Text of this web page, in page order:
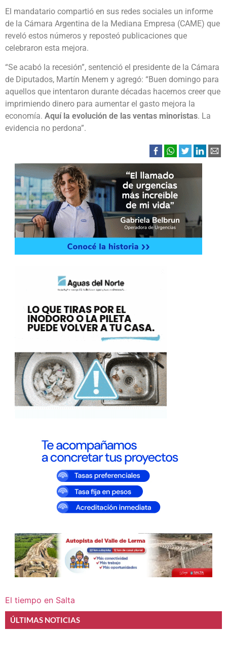
El mandatario compartió en sus redes sociales un informe
de la Cámara Argentina de la Mediana Empresa (CAME) que
reveló estos números y reposteó publicaciones que
celebraron esta mejora.
“Se acabó la recesión”, sentenció el presidente de la Cámara
de Diputados, Martín Menem y agregó: “Buen domingo para
aquellos que intentaron durante décadas hacernos creer que
imprimiendo dinero para aumentar el gasto mejora la
economía. Aquí la evolución de las ventas minoristas. La
evidencia no perdona”.
El tiempo en Salta
ÚLTIMAS NOTICIAS